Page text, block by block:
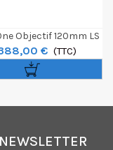
Objectif 120mm LS
Macro Schneider
• Blue Ring
€ (TTC)